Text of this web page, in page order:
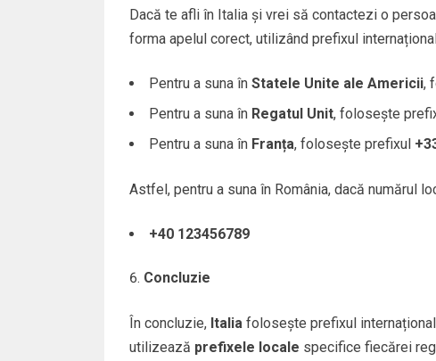
Dacă te afli în Italia și vrei să contactezi o
forma apelul corect, utilizând prefixul
Pentru a suna în Statele Unite ale Americii,
Pentru a suna în Regatul Unit, folosește
Pentru a suna în Franța, folosește prefixul
Astfel, pentru a suna în România, dacă numărul
+40 123456789
Concluzie
În concluzie, Italia folosește prefixul internațional
utilizează prefixele locale specifice fiecărei